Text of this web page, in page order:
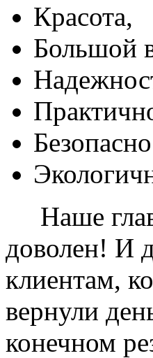
Красота,
Большой
Наше
доволен! И
клиентам,
вернули
конечном